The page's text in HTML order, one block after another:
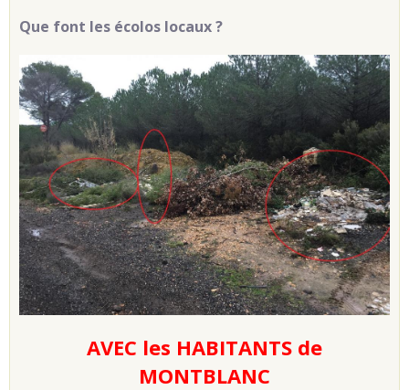
Que font les écolos locaux ?
AVEC les HABITANTS de
MONTBLANC